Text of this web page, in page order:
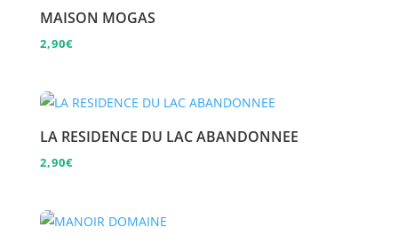
MAISON MOGAS
2,90€
LA RESIDENCE DU LAC ABANDONNEE
2,90€